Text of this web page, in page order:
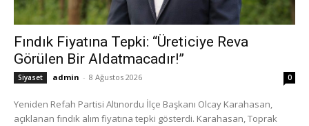
Fındık Fiyatına Tepki: “Üreticiye Reva
Görülen Bir Aldatmacadır!”
Siyaset admin - 8 Ağustos 2026 0
Yeniden Refah Partisi Altınordu İlçe Başkanı Olcay Karahasan,
açıklanan fındık alım fiyatına tepki gösterdi. Karahasan, Toprak